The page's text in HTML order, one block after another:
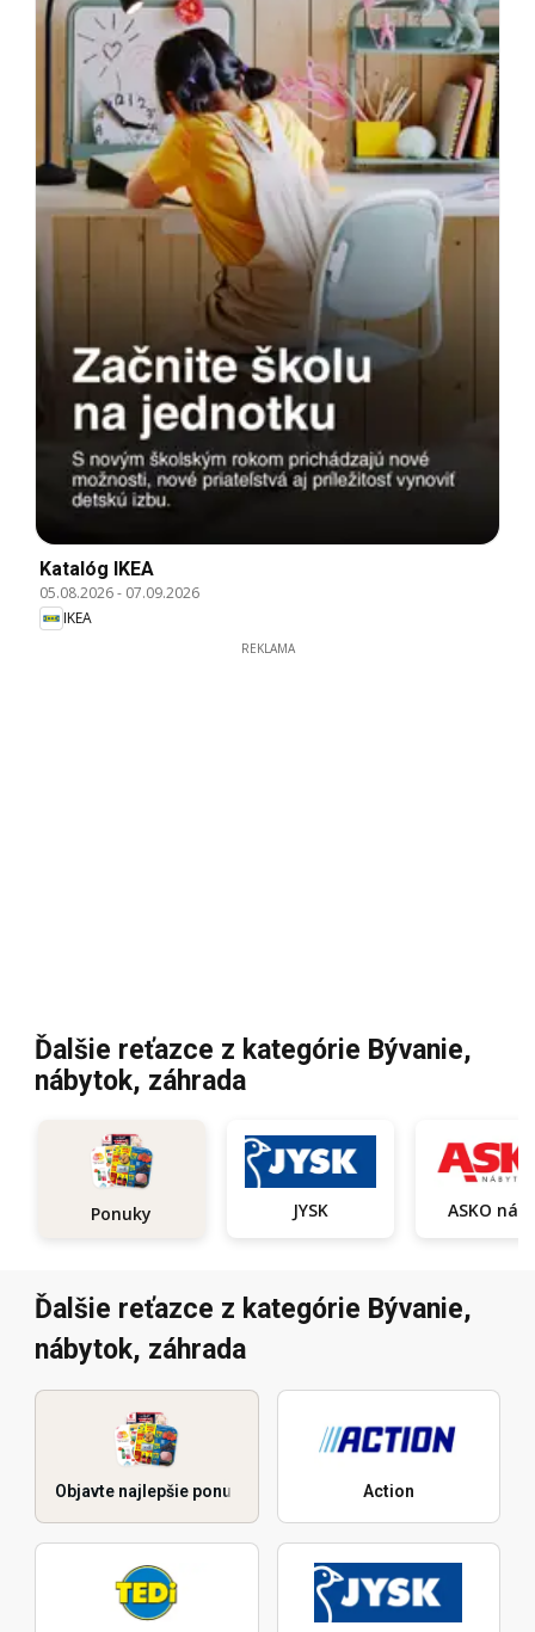
Katalóg IKEA
05.08.2026- 07.09.2026
IKEA
REKLAMA
Ďalšie reťazce z kategórie Bývanie,
nábytok, záhrada
Ponuky JYSK
Ďalšie reťazce z kategórie Bývanie,
nábytok, záhrada
Objavte najlepšie ponuky Action